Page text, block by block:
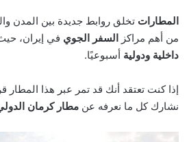
المطارات تخلق روابط جديدة بين المدن
من أهم مراكز السفر الجوي في إيران،
داخلية ودولية أسبوعيًا.
إذا كنت تعتقد أنك قد تمر عبر هذا المطار
نشارك كل ما نعرفه عن مطار كرمان